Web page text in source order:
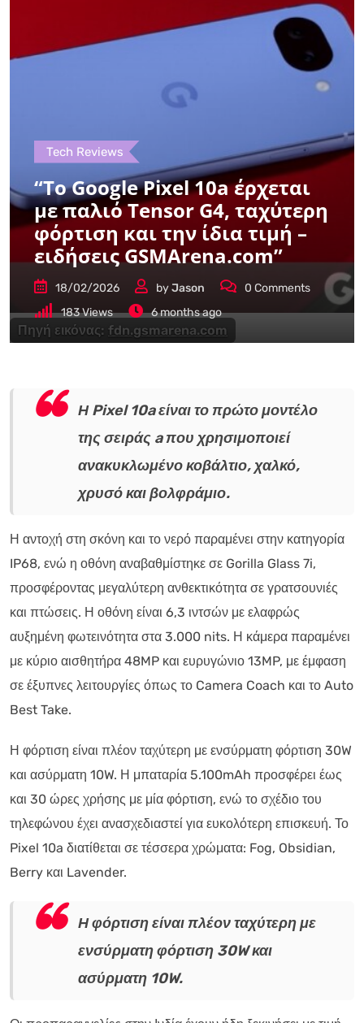
Πηγή εικόνας: fdn.gsmarena.com
Tech Reviews
“Το Google Pixel 10a έρχεται
με παλιό Tensor G4, ταχύτερη
φόρτιση και την ίδια τιμή –
ειδήσεις GSMArena.com”
18/02/2026 byJason 0 Comments
183Views 6 months ago
Η Pixel 10a είναι το πρώτο μοντέλο
της σειράς a που χρησιμοποιεί
ανακυκλωμένο κοβάλτιο, χαλκό,
χρυσό και βολφράμιο.
Η αντοχή στη σκόνη και το νερό παραμένει στην κατηγορία
IP68, ενώ η οθόνη αναβαθμίστηκε σε Gorilla Glass 7i,
προσφέροντας μεγαλύτερη ανθεκτικότητα σε γρατσουνιές
και πτώσεις. Η οθόνη είναι 6,3 ιντσών με ελαφρώς
αυξημένη φωτεινότητα στα 3.000 nits. Η κάμερα παραμένει
με κύριο αισθητήρα 48MP και ευρυγώνιο 13MP, με έμφαση
σε έξυπνες λειτουργίες όπως το Camera Coach και το Auto
Best Take.
Η φόρτιση είναι πλέον ταχύτερη με ενσύρματη φόρτιση 30W
και ασύρματη 10W. Η μπαταρία 5.100mAh προσφέρει έως
και 30 ώρες χρήσης με μία φόρτιση, ενώ το σχέδιο του
τηλεφώνου έχει ανασχεδιαστεί για ευκολότερη επισκευή. Το
Pixel 10a διατίθεται σε τέσσερα χρώματα: Fog, Obsidian,
Berry και Lavender.
Η φόρτιση είναι πλέον ταχύτερη με
ενσύρματη φόρτιση 30W και
ασύρματη 10W.